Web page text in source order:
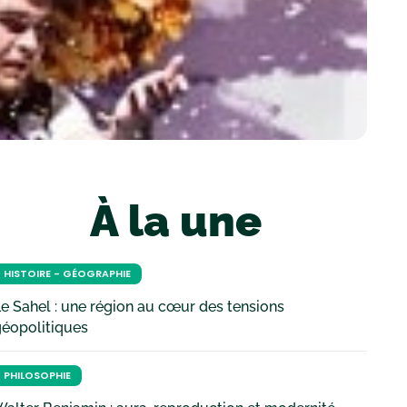
À la une
HISTOIRE - GÉOGRAPHIE
Sahel : une région au cœur des tensions
PHILOSOPHIE